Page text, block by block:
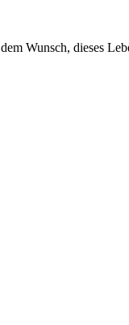
Wunsch, dieses